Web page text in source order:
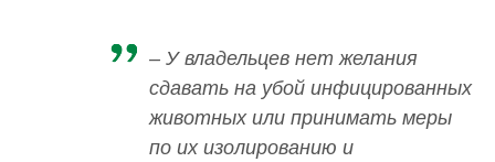
– У владельцев нет желания
сдавать на убой инфицированных
животных или принимать меры
по их изолированию и